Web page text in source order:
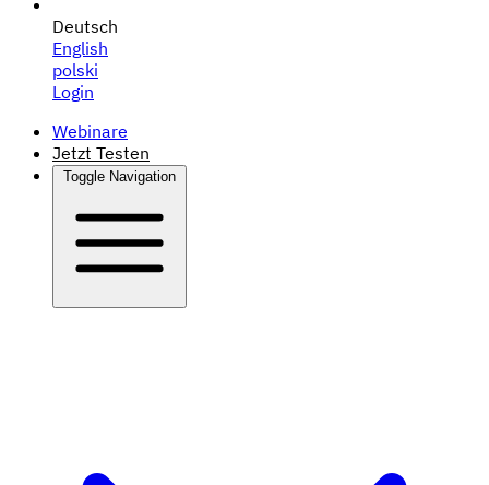
Deutsch
English
polski
Login
Webinare
Jetzt Testen
Toggle Navigation